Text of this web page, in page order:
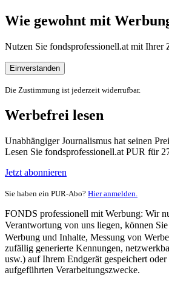
Wie gewohnt mit
Nutzen Sie fondsprofessionell.at mit Ihrer
Einverstanden
Die Zustimmung ist jederzeit widerrufbar.
Werbefrei lesen
Unabhängiger Journalismus hat seinen
Lesen Sie fondsprofessionell.at PUR für
Jetzt abonnieren
Sie haben ein PUR-Abo? Hier anmelden.
FONDS professionell mit Werbung: Wir
Verantwortung von uns liegen, können
Werbung und Inhalte, Messung von
zufällig generierte Kennungen,
usw.) auf Ihrem Endgerät gespeichert
aufgeführten Verarbeitungszwecke.